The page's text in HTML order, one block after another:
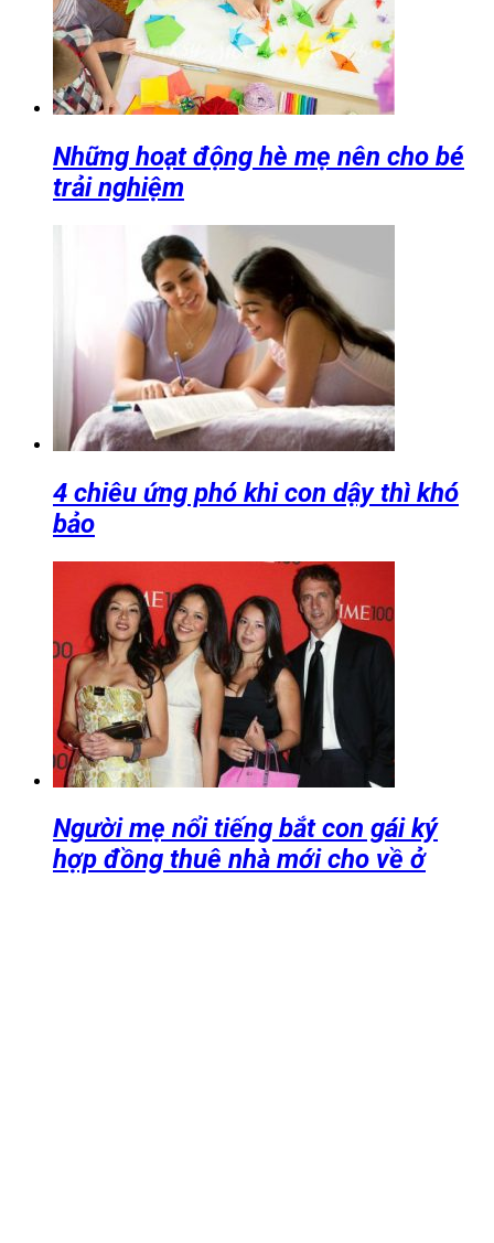
Những hoạt động hè mẹ nên cho bé
trải nghiệm
4 chiêu ứng phó khi con dậy thì khó
bảo
Người mẹ nổi tiếng bắt con gái ký
hợp đồng thuê nhà mới cho về ở